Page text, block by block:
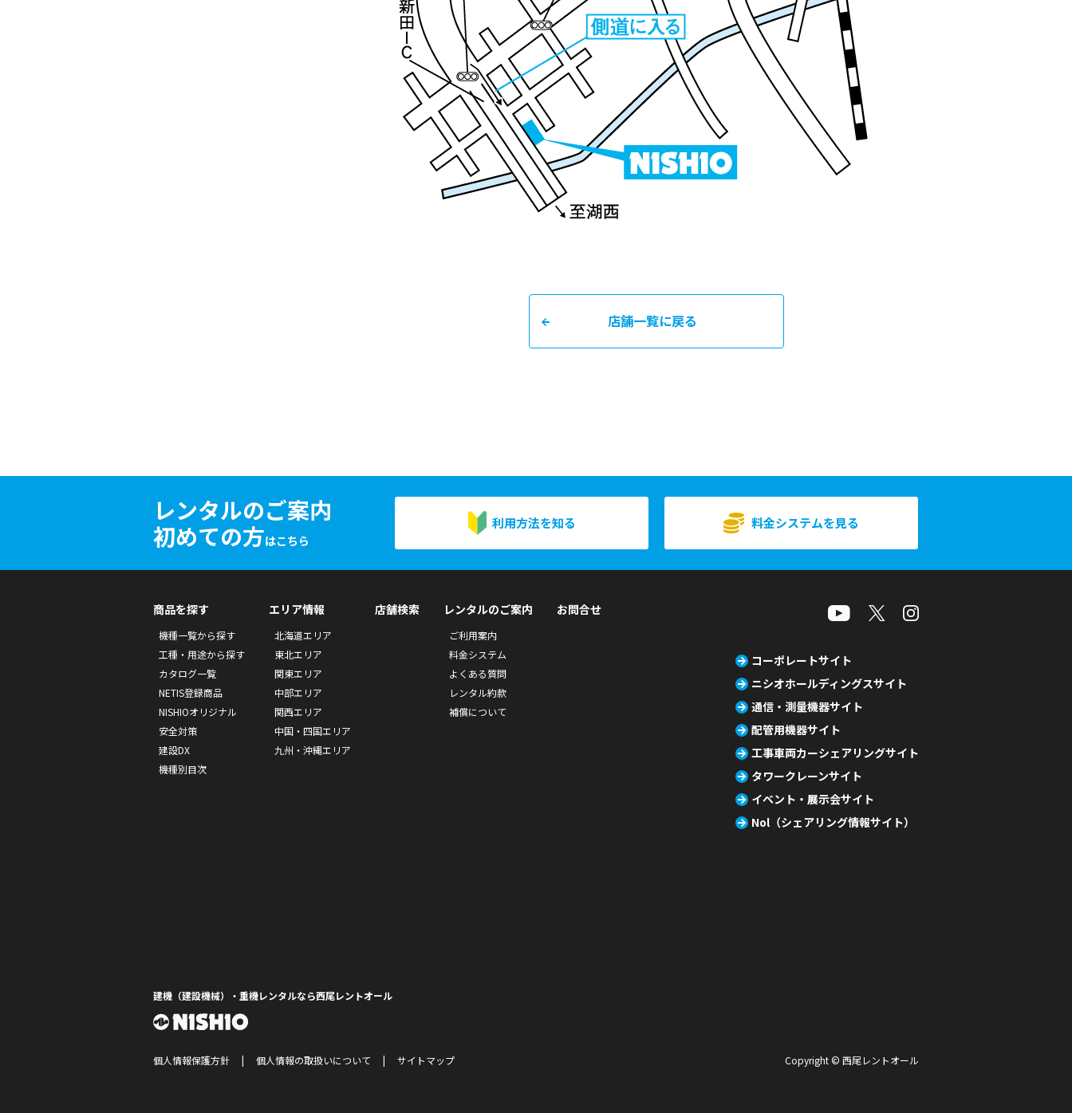
店舗一覧に戻る
レンタルのご案内
初めての方はこちら
利用方法を知る 料金システムを見る
商品を探す
機種一覧から探す
工種・用途から探す
カタログ一覧
NETIS登録商品
NISHIOオリジナル
安全対策
建設DX
機種別目次
エリア情報
北海道エリア
東北エリア
関東エリア
中部エリア
関西エリア
中国・四国エリア
九州・沖縄エリア
店舗検索 レンタルのご案内
ご利用案内
料金システム
よくある質問
レンタル約款
補償について
お問合せ
コーポレートサイト
ニシオホールディングスサイト
通信・測量機器サイト
配管用機器サイト
工事車両カーシェアリングサイト
タワークレーンサイト
イベント・展示会サイト
Nol（シェアリング情報サイト）
建機（建設機械）・重機レンタルなら西尾レントオール
個人情報保護方針 個人情報の取扱いについて サイトマップ Copyright © 西尾レントオール